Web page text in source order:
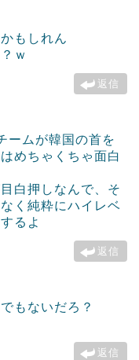
もしれん
ｗ
返信
ームが韓国の首を
めちゃくちゃ面白
白押しなんで、そ
く純粋にハイレベ
るよ
返信
もないだろ？
返信